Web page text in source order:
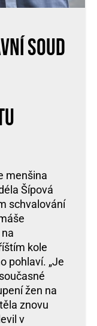
Soud
menšina
Šípová
schvalování
kole
pohlaví. „Je
žen na
znovu
v